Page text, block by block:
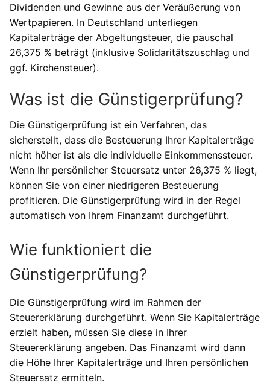
Dividenden und Gewinne aus der Veräußerung von
Wertpapieren. In Deutschland unterliegen
Kapitalerträge der Abgeltungsteuer, die pauschal
26,375 % beträgt (inklusive Solidaritätszuschlag und
ggf. Kirchensteuer).
Was ist die Günstigerprüfung?
Die Günstigerprüfung ist ein Verfahren, das
sicherstellt, dass die Besteuerung Ihrer Kapitalerträge
nicht höher ist als die individuelle Einkommenssteuer.
Wenn Ihr persönlicher Steuersatz unter 26,375 % liegt,
können Sie von einer niedrigeren Besteuerung
profitieren. Die Günstigerprüfung wird in der Regel
automatisch von Ihrem Finanzamt durchgeführt.
Wie funktioniert die
Günstigerprüfung?
Die Günstigerprüfung wird im Rahmen der
Steuererklärung durchgeführt. Wenn Sie Kapitalerträge
erzielt haben, müssen Sie diese in Ihrer
Steuererklärung angeben. Das Finanzamt wird dann
die Höhe Ihrer Kapitalerträge und Ihren persönlichen
Steuersatz ermitteln.